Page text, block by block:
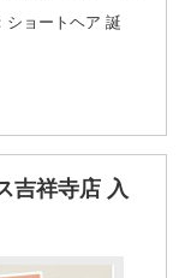
ョートヘア 誕
吉祥寺店 入